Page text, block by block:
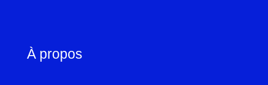
À propos